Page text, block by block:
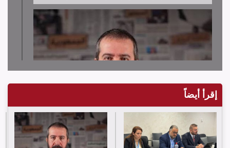
لجنة دعم الصحفيين تدين قرار توقيف الصحافي حسن عليق
إقرأ أيضاً